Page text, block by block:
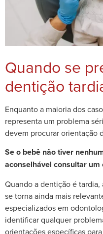
Quando se
dentição
Enquanto a maioria dos
representa um problema
devem procurar orientação
Se o bebê não tiver
aconselhável consultar
Quando a dentição é
se torna ainda mais
especializados em
identificar qualquer
orientações específicas